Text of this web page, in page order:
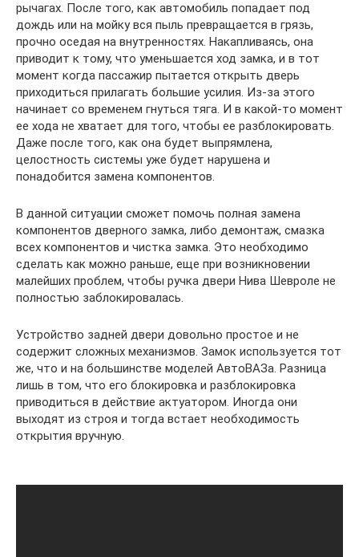
рычагах. После того, как автомобиль попадает под
дождь или на мойку вся пыль превращается в грязь,
прочно оседая на внутренностях. Накапливаясь, она
приводит к тому, что уменьшается ход замка, и в тот
момент когда пассажир пытается открыть дверь
приходиться прилагать большие усилия. Из-за этого
начинает со временем гнуться тяга. И в какой-то момент
ее хода не хватает для того, чтобы ее разблокировать.
Даже после того, как она будет выпрямлена,
целостность системы уже будет нарушена и
понадобится замена компонентов.
В данной ситуации сможет помочь полная замена
компонентов дверного замка, либо демонтаж, смазка
всех компонентов и чистка замка. Это необходимо
сделать как можно раньше, еще при возникновении
малейших проблем, чтобы ручка двери Нива Шевроле не
полностью заблокировалась.
Устройство задней двери довольно простое и не
содержит сложных механизмов. Замок используется тот
же, что и на большинстве моделей АвтоВАЗа. Разница
лишь в том, что его блокировка и разблокировка
приводиться в действие актуатором. Иногда они
выходят из строя и тогда встает необходимость
открытия вручную.